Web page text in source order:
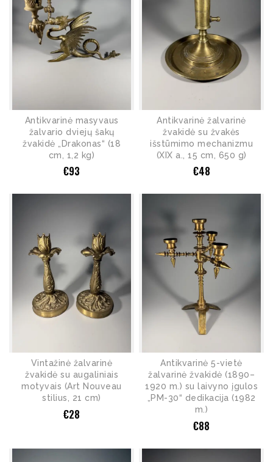
Antikvarinė masyvaus
žalvario dviejų šakų
žvakidė „Drakonas“ (18
cm, 1,2 kg)
€93
Antikvarinė žalvarinė
žvakidė su žvakės
išstūmimo mechanizmu
(XIX a., 15 cm, 650 g)
€48
Vintažinė žalvarinė
žvakidė su augaliniais
motyvais (Art Nouveau
stilius, 21 cm)
€28
Antikvarinė 5-vietė
žalvarinė žvakidė (1890–
1920 m.) su laivyno įgulos
„PM-30“ dedikacija (1982
m.)
€88